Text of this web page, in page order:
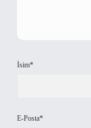
İsim*
E-Posta*